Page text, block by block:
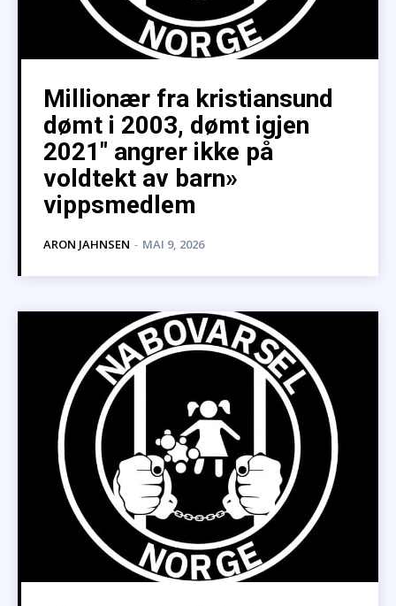
Millionær fra kristiansund
dømt i 2003, dømt igjen
2021″ angrer ikke på
voldtekt av barn»
vippsmedlem
ARON JAHNSEN - MAI 9, 2026